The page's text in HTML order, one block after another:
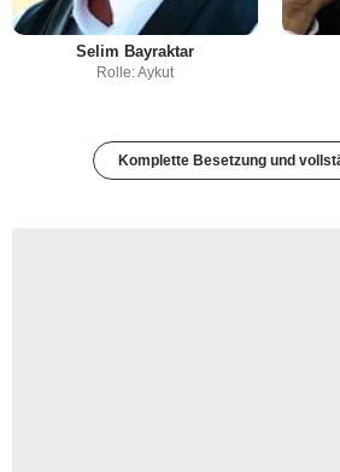
Selim Bayraktar
Rolle: Aykut
Komplette Besetzung und